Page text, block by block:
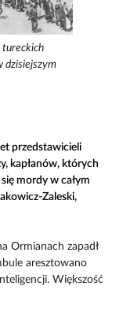
tureckich
dzisiejszym
przedstawicieli
kapłanów, których
się mordy w całym
Zaleski,
Ormianach zapadł
aresztowano
Większość